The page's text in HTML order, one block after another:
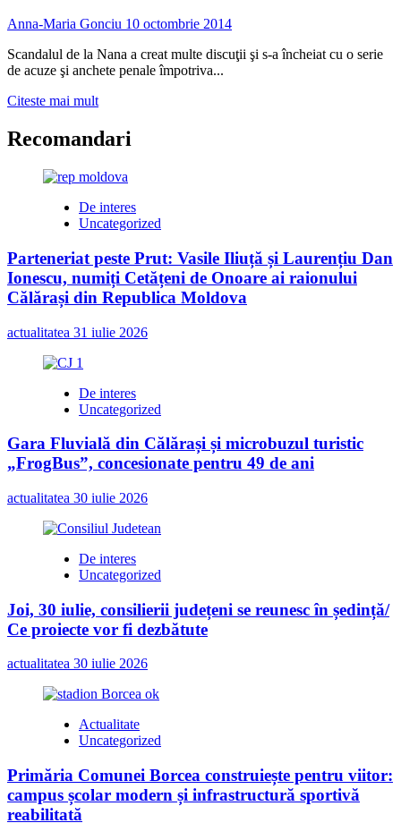
Anna-Maria Gonciu 10 octombrie 2014
Scandalul de la Nana a creat multe discuţii şi s-a încheiat cu o serie
de acuze şi anchete penale împotriva...
Citeste mai multRead
about
Filipescu:
Tudone
învinuit
că
ridicat
mâna!”
Recomandari
De interes
Uncategorized
Parteneriat peste Prut: Vasile Iliuță și Laurențiu Dan
Ionescu, numiți Cetățeni de Onoare ai raionului
Călărași din Republica Moldova
actualitatea 31 iulie 2026
De interes
Uncategorized
Gara Fluvială din Călărași și microbuzul turistic
„FrogBus”, concesionate pentru 49 de ani
actualitatea 30 iulie 2026
De interes
Uncategorized
Joi, 30 iulie, consilierii județeni se reunesc în ședință/
Ce proiecte vor fi dezbătute
actualitatea 30 iulie 2026
Actualitate
Uncategorized
Primăria Comunei Borcea construiește pentru viitor:
campus școlar modern și infrastructură sportivă
reabilitată